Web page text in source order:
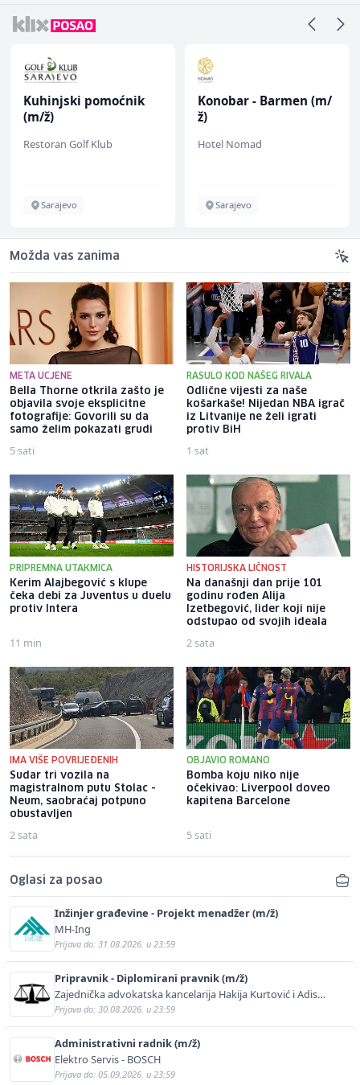
Kuhinjski pomoćnik
(m/ž)
Restoran Golf Klub
Sarajevo
Konobar - Barmen (m/
ž)
Hotel Nomad
Sarajevo
Možda vas zanima
META UCJENE
Bella Thorne otkrila zašto je
objavila svoje eksplicitne
fotografije: Govorili su da
samo želim pokazati grudi
5 sati
RASULO KOD NAŠEG RIVALA
Odlične vijesti za naše
košarkaše! Nijedan NBA igrač
iz Litvanije ne želi igrati
protiv BiH
1 sat
PRIPREMNA UTAKMICA
Kerim Alajbegović s klupe
čeka debi za Juventus u duelu
protiv Intera
11 min
HISTORIJSKA LIČNOST
Na današnji dan prije 101
godinu rođen Alija
Izetbegović, lider koji nije
odstupao od svojih ideala
2 sata
IMA VIŠE POVRIJEĐENIH
Sudar tri vozila na
magistralnom putu Stolac -
Neum, saobraćaj potpuno
obustavljen
2 sata
OBJAVIO ROMANO
Bomba koju niko nije
očekivao: Liverpool doveo
kapitena Barcelone
5 sati
Oglasi za posao
Inžinjer građevine - Projekt menadžer (m/ž)
MH-Ing
Prijava do: 31.08.2026. u 23:59
Pripravnik - Diplomirani pravnik (m/ž)
Zajednička advokatska kancelarija Hakija Kurtović i Adis
Kurtović
Prijava do: 30.08.2026. u 23:59
Administrativni radnik (m/ž)
Elektro Servis - BOSCH
Prijava do: 05.09.2026. u 23:59